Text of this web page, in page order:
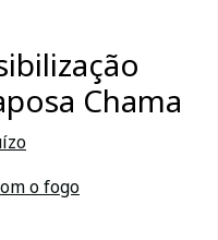
Chama
o fogo